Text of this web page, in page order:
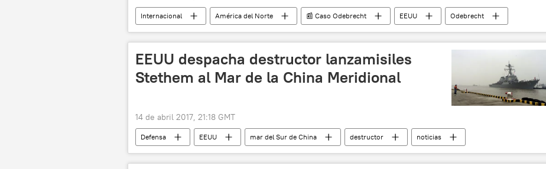
Internacional América del Norte 📰 Caso Odebrecht EEUU
Odebrecht
sobornos
noticias
EEUU despacha destructor lanzamisiles
Stethem al Mar de la China Meridional
14 de abril 2017, 21:18 GMT
Defensa EEUU mar del Sur de China destructor noticias